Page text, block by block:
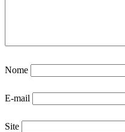
Nome
E-mail
Site